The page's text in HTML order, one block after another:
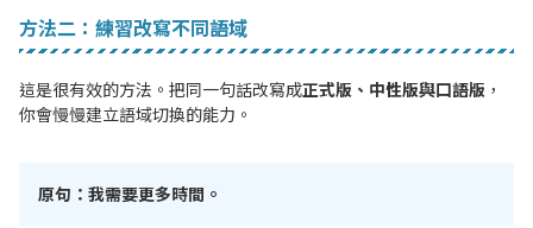
方法二：練習改寫不同語域
這是很有效的方法。把同一句話改寫成正式版、中性版與口語版 ，
你會慢慢建立語域切換的能力。
原句：我需要更多時間。